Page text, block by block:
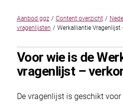
Aanbod ggz / Content overzicht /
vragenlijsten / Werkalliantie Vragenlijst
Voor wie is de
vragenlijst –
De vragenlijst is geschikt